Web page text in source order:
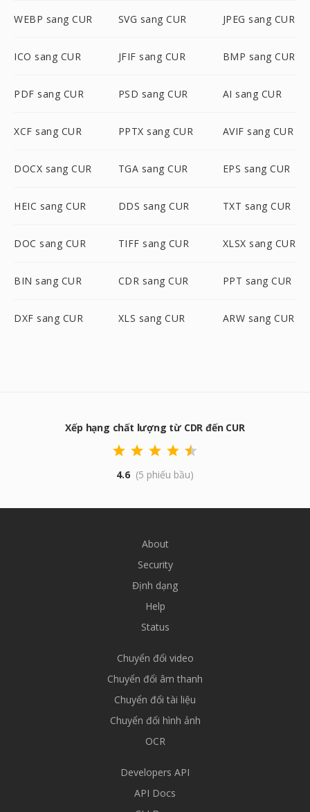
WEBP sang CUR SVG sang CUR JPEG sang CUR
ICO sang CUR JFIF sang CUR BMP sang CUR
PDF sang CUR PSD sang CUR AI sang CUR
XCF sang CUR PPTX sang CUR AVIF sang CUR
DOCX sang CUR TGA sang CUR EPS sang CUR
HEIC sang CUR DDS sang CUR TXT sang CUR
DOC sang CUR TIFF sang CUR XLSX sang CUR
BIN sang CUR CDR sang CUR PPT sang CUR
DXF sang CUR XLS sang CUR ARW sang CUR
Xếp hạng chất lượng từ CDR đến CUR
4.6 (5 phiếu bầu)
About
Security
Định dạng
Help
Status
Chuyển đổi video
Chuyển đổi âm thanh
Chuyển đổi tài liệu
Chuyển đổi hình ảnh
OCR
Developers API
API Docs